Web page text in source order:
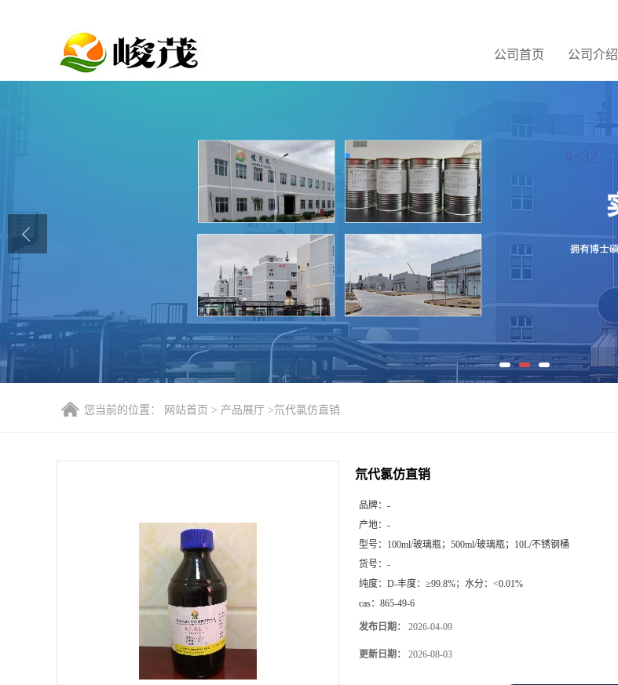
公司首页 公司介绍
公司首页
联系方式
您当前的位置： 网站首页 > 产品展厅 >氘代氯仿直销
氘代氯仿直销
品牌： -
产地： -
型号： 100ml/玻璃瓶；500ml/玻璃瓶；10L/不锈钢桶
货号： -
纯度： D-丰度：≥99.8%；水分：<0.01%
cas： 865-49-6
发布日期： 2026-04-09
更新日期： 2026-08-03